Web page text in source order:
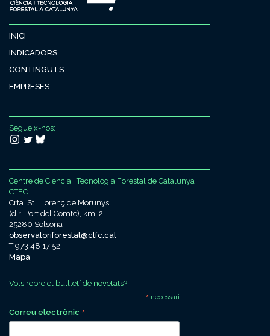
INICI
INDICADORS
CONTINGUTS
EMPRESES
Segueix-nos:
Centre de Ciència i Tecnologia Forestal de Catalunya
CTFC
Crta. St. Llorenç de Morunys
(dir. Port del Comte), km. 2
25280 Solsona
observatoriforestal@ctfc.cat
T 973 48 17 52
Mapa
Vols rebre el butlletí de novetats?
*necessari
Correu electrònic *